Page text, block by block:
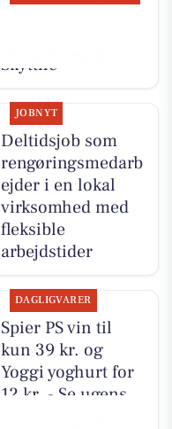
Skytthe
JOBNYT
Deltidsjob som
rengøringsmedarb
ejder i en lokal
virksomhed med
fleksible
arbejdstider
DAGLIGVARER
Spier PS vin til
kun 39 kr. og
Yoggi yoghurt for
12 kr. - Se ugens